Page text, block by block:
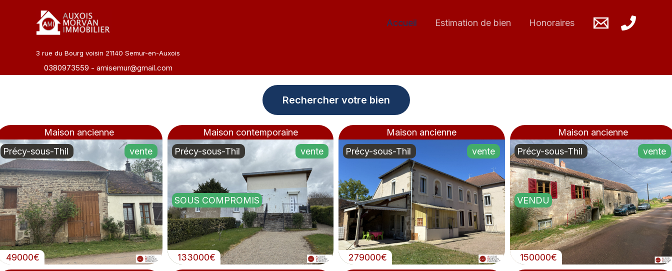
Accueil Estimation de bien Honoraires
3 rue du Bourg voisin 21140 Semur-en-Auxois
0380973559 - amisemur@gmail.com
Rechercher votre bien
Maison ancienne
Précy-sous-Thil
vente
49000€
Maison contemporaine
Précy-sous-Thil
SOUS COMPROMIS
vente
133000€
Maison ancienne
Précy-sous-Thil
vente
279000€
Maison ancienne
Précy-sous-Thil
VENDU
vente
150000€